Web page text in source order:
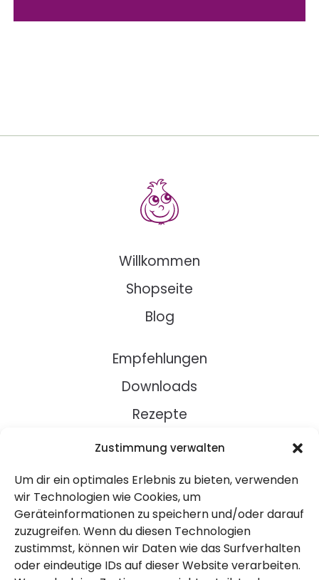
Zustimmung verwalten
Um dir ein optimales Erlebnis zu bieten, verwenden
wir Technologien wie Cookies, um
Geräteinformationen zu speichern und/oder darauf
zuzugreifen. Wenn du diesen Technologien
zustimmst, können wir Daten wie das Surfverhalten
oder eindeutige IDs auf dieser Website verarbeiten.
Willkommen
Shopseite
Blog
Empfehlungen
Downloads
Rezepte
Über Uns
Kontakt
Impressum
Datenschutz